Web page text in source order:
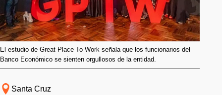
El estudio de Great Place To Work señala que los funcionarios del
Banco Económico se sienten orgullosos de la entidad.
Santa Cruz